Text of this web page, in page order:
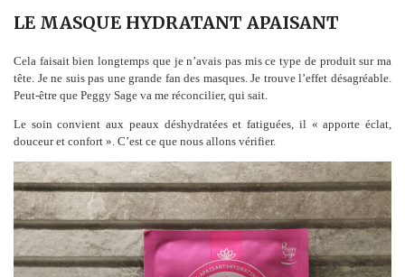
LE MASQUE HYDRATANT APAISANT
Cela faisait bien longtemps que je n’avais pas mis ce type de produit sur ma
tête. Je ne suis pas une grande fan des masques. Je trouve l’effet désagréable.
Peut-être que Peggy Sage va me réconcilier, qui sait.
Le soin convient aux peaux déshydratées et fatiguées, il « apporte éclat,
douceur et confort ». C’est ce que nous allons vérifier.